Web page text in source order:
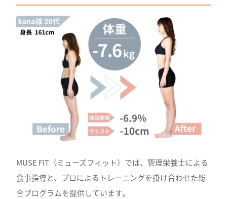
MUSE FIT（ミューズフィット）では、管理栄養士による
食事指導と、プロによるトレーニングを掛け合わせた総
合プログラムを提供しています。